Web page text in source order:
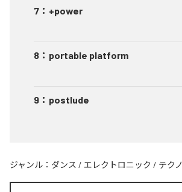
7 ： +power
8 ： portable platform
9 ： postlude
ジャンル： ダンス / エレクトロニック / テクノ